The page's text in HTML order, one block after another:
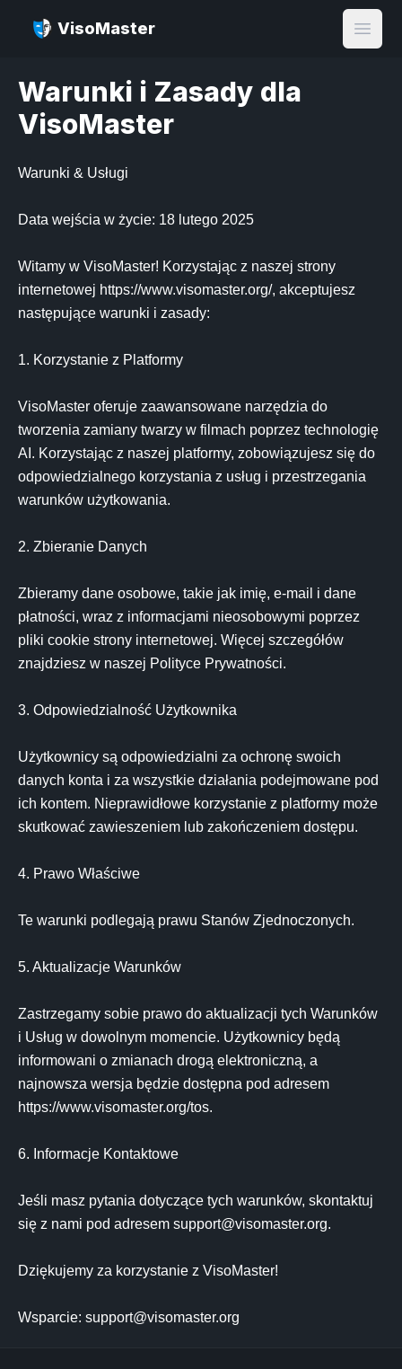
VisoMaster
Open
Warunki i Zasady dla
VisoMaster
Warunki & Usługi
Data wejścia w życie: 18 lutego 2025
Witamy w VisoMaster! Korzystając z naszej strony
internetowej https://www.visomaster.org/, akceptujesz
następujące warunki i zasady:
1. Korzystanie z Platformy
VisoMaster oferuje zaawansowane narzędzia do
tworzenia zamiany twarzy w filmach poprzez technologię
AI. Korzystając z naszej platformy, zobowiązujesz się do
odpowiedzialnego korzystania z usług i przestrzegania
warunków użytkowania.
2. Zbieranie Danych
Zbieramy dane osobowe, takie jak imię, e-mail i dane
płatności, wraz z informacjami nieosobowymi poprzez
pliki cookie strony internetowej. Więcej szczegółów
znajdziesz w naszej Polityce Prywatności.
3. Odpowiedzialność Użytkownika
Użytkownicy są odpowiedzialni za ochronę swoich
danych konta i za wszystkie działania podejmowane pod
ich kontem. Nieprawidłowe korzystanie z platformy może
skutkować zawieszeniem lub zakończeniem dostępu.
4. Prawo Właściwe
Te warunki podlegają prawu Stanów Zjednoczonych.
5. Aktualizacje Warunków
Zastrzegamy sobie prawo do aktualizacji tych Warunków
i Usług w dowolnym momencie. Użytkownicy będą
informowani o zmianach drogą elektroniczną, a
najnowsza wersja będzie dostępna pod adresem
https://www.visomaster.org/tos.
6. Informacje Kontaktowe
Jeśli masz pytania dotyczące tych warunków, skontaktuj
się z nami pod adresem support@visomaster.org.
Dziękujemy za korzystanie z VisoMaster!
Wsparcie: support@visomaster.org